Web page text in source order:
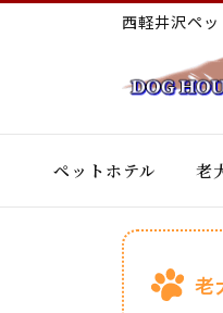
西軽井沢ペ
ペットホテル 老
老